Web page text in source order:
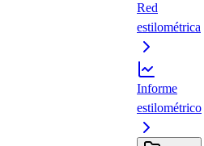
Red
estilométrica
Informe
estilométrico